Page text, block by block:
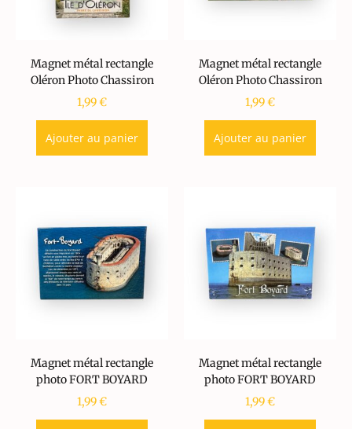
Magnet métal rectangle
Oléron Photo Chassiron
1,99€
Ajouter au panier
Magnet métal rectangle
Oléron Photo Chassiron
1,99€
Ajouter au panier
Magnet métal rectangle
photo FORT BOYARD
1,99€
Magnet métal rectangle
photo FORT BOYARD
1,99€